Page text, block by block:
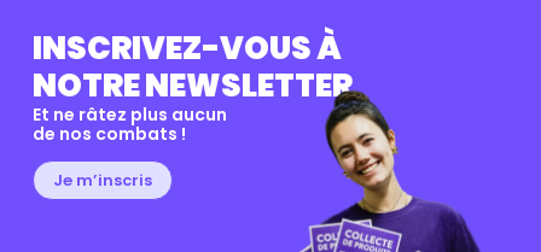
INSCRIVEZ-VOUS À
NOTRE NEWSLETTER
Et ne râtez plus aucun
de nos combats !
Je m’inscris